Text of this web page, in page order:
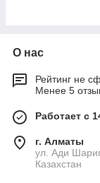
О нас
Рейтинг не
Менее 5
Работает с
г. Алматы
ул. Ади
Казахстан